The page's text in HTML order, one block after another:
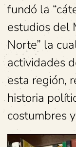
fundó la
estudios del
Norte” la
actividades
esta región,
historia
costumbres